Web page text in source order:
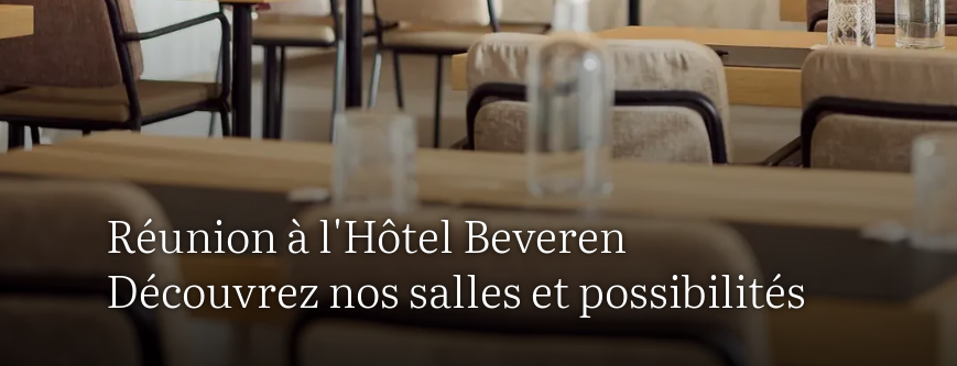
Réunion à l'Hôtel Beveren
Découvrez nos salles et possibilités